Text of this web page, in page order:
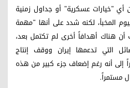
أي "خيارات عسكرية" أو جداول زمنية
المخبأ، لكنه شدد على أنها "مهمة
أن هناك أهدافاً أخرى لم تكتمل بعد،
التي تدعمها إيران ووقف إنتاج
إلى أنه رغم إضعاف جزء كبير من هذه
مستمراً.